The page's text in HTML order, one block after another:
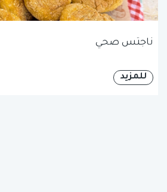
ناجتس صحي
للمزيد